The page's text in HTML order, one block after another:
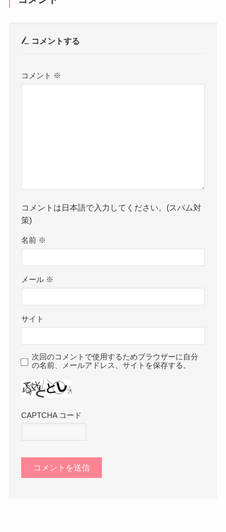
コメントする
コメント ※
コメントは日本語で入力してください。(スパム対
策)
名前 ※
メール ※
サイト
次回のコメントで使用するためブラウザーに自分
の名前、メールアドレス、サイトを保存する。
CAPTCHA コード